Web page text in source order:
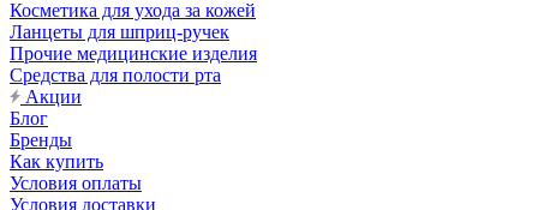
Косметика для ухода за кожей
Ланцеты для шприц-ручек
Прочие медицинские изделия
Средства для полости рта
Акции
Блог
Бренды
Как купить
Условия оплаты
Условия доставки